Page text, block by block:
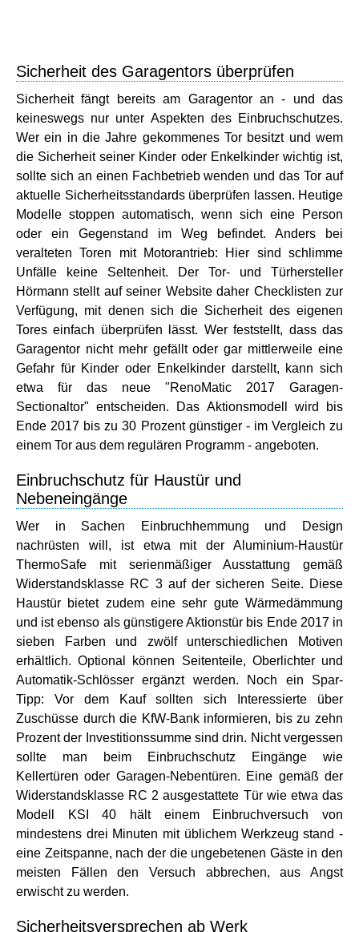
Sicherheit des Garagentors überprüfen
Sicherheit fängt bereits am Garagentor an - und das
keineswegs nur unter Aspekten des Einbruchschutzes.
Wer ein in die Jahre gekommenes Tor besitzt und wem
die Sicherheit seiner Kinder oder Enkelkinder wichtig ist,
sollte sich an einen Fachbetrieb wenden und das Tor auf
aktuelle Sicherheitsstandards überprüfen lassen. Heutige
Modelle stoppen automatisch, wenn sich eine Person
oder ein Gegenstand im Weg befindet. Anders bei
veralteten Toren mit Motorantrieb: Hier sind schlimme
Unfälle keine Seltenheit. Der Tor- und Türhersteller
Hörmann stellt auf seiner Website daher Checklisten zur
Verfügung, mit denen sich die Sicherheit des eigenen
Tores einfach überprüfen lässt. Wer feststellt, dass das
Garagentor nicht mehr gefällt oder gar mittlerweile eine
Gefahr für Kinder oder Enkelkinder darstellt, kann sich
etwa für das neue "RenoMatic 2017 Garagen-
Sectionaltor" entscheiden. Das Aktionsmodell wird bis
Ende 2017 bis zu 30 Prozent günstiger - im Vergleich zu
einem Tor aus dem regulären Programm - angeboten.
Einbruchschutz für Haustür und
Nebeneingänge
Wer in Sachen Einbruchhemmung und Design
nachrüsten will, ist etwa mit der Aluminium-Haustür
ThermoSafe mit serienmäßiger Ausstattung gemäß
Widerstandsklasse RC 3 auf der sicheren Seite. Diese
Haustür bietet zudem eine sehr gute Wärmedämmung
und ist ebenso als günstigere Aktionstür bis Ende 2017 in
sieben Farben und zwölf unterschiedlichen Motiven
erhältlich. Optional können Seitenteile, Oberlichter und
Automatik-Schlösser ergänzt werden. Noch ein Spar-
Tipp: Vor dem Kauf sollten sich Interessierte über
Zuschüsse durch die KfW-Bank informieren, bis zu zehn
Prozent der Investitionssumme sind drin. Nicht vergessen
sollte man beim Einbruchschutz Eingänge wie
Kellertüren oder Garagen-Nebentüren. Eine gemäß der
Widerstandsklasse RC 2 ausgestattete Tür wie etwa das
Modell KSI 40 hält einem Einbruchversuch von
mindestens drei Minuten mit üblichem Werkzeug stand -
eine Zeitspanne, nach der die ungebetenen Gäste in den
meisten Fällen den Versuch abbrechen, aus Angst
erwischt zu werden.
Sicherheitsversprechen ab Werk